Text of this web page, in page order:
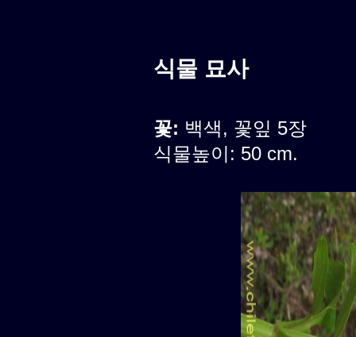
식물 묘사
꽃: 백색, 꽃잎 5장
식물높이: 50 cm.